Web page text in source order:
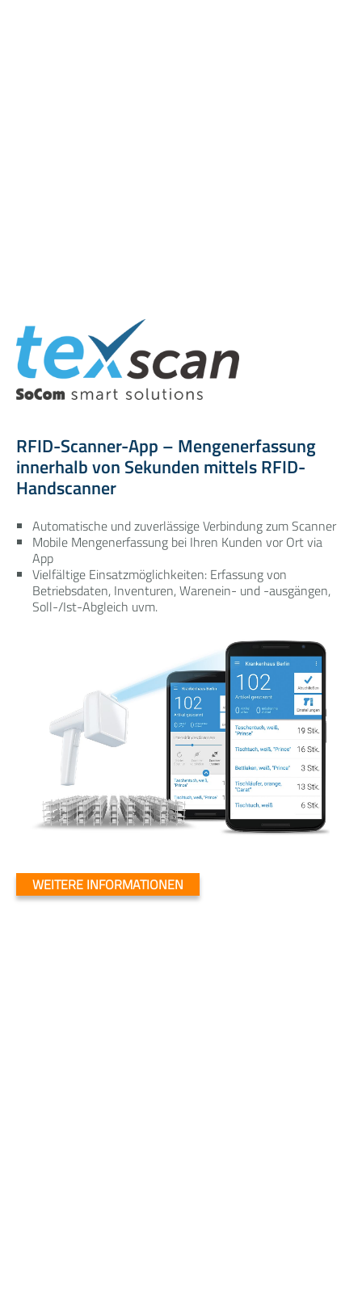
RFID-Scanner-App – Mengenerfassung
innerhalb von Sekunden mittels RFID-
Handscanner
Automatische und zuverlässige Verbindung zum Scanner
Mobile Mengenerfassung bei Ihren Kunden vor Ort via
App
Vielfältige Einsatzmöglichkeiten: Erfassung von
Betriebsdaten, Inventuren, Warenein- und -ausgängen,
Soll-/Ist-Abgleich uvm.
WEITERE INFORMATIONEN